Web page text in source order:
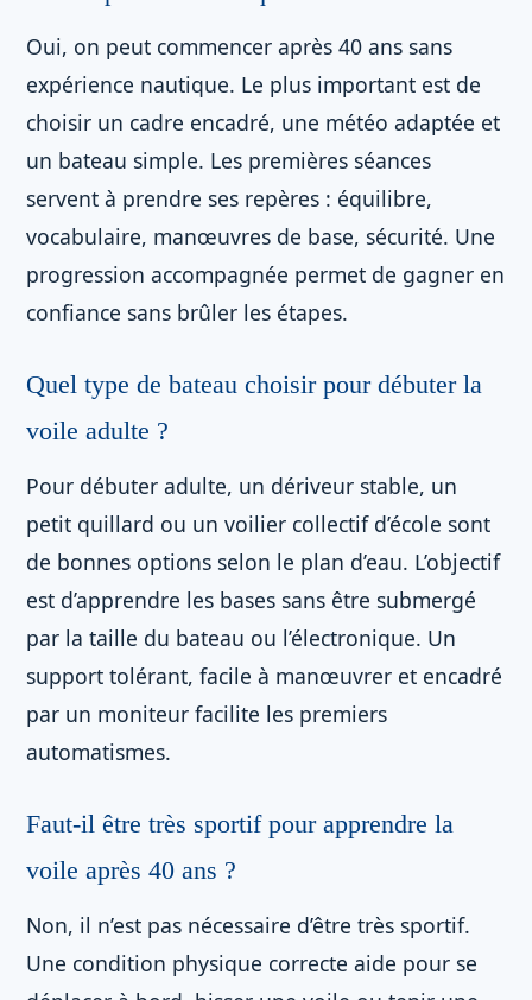
Oui, on peut commencer après 40 ans sans
expérience nautique. Le plus important est de
choisir un cadre encadré, une météo adaptée et
un bateau simple. Les premières séances
servent à prendre ses repères : équilibre,
vocabulaire, manœuvres de base, sécurité. Une
progression accompagnée permet de gagner en
confiance sans brûler les étapes.
Quel type de bateau choisir pour débuter la
voile adulte ?
Pour débuter adulte, un dériveur stable, un
petit quillard ou un voilier collectif d’école sont
de bonnes options selon le plan d’eau. L’objectif
est d’apprendre les bases sans être submergé
par la taille du bateau ou l’électronique. Un
support tolérant, facile à manœuvrer et encadré
par un moniteur facilite les premiers
automatismes.
Faut-il être très sportif pour apprendre la
voile après 40 ans ?
Non, il n’est pas nécessaire d’être très sportif.
Une condition physique correcte aide pour se